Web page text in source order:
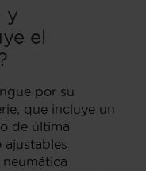
y
el
por su
que incluye un
de última
ajustables